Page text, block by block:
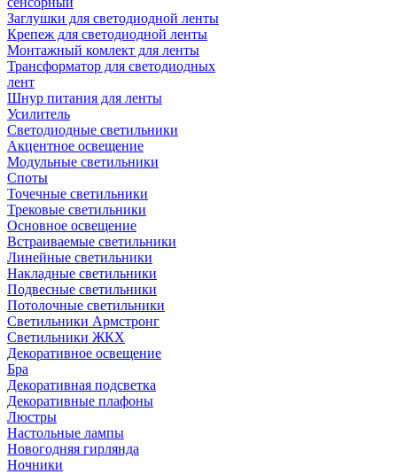
Заглушки для светодиодной ленты
Крепеж для светодиодной ленты
Монтажный комлект для ленты
Трансформатор для светодиодных
лент
Шнур питания для ленты
Усилитель
Светодиодные светильники
Акцентное освещение
Модульные светильники
Споты
Точечные светильники
Трековые светильники
Основное освещение
Встраиваемые светильники
Линейные светильники
Накладные светильники
Подвесные светильники
Потолочные светильники
Светильники Армстронг
Светильники ЖКХ
Декоративное освещение
Бра
Декоративная подсветка
Декоративные плафоны
Люстры
Настольные лампы
Новогодняя гирлянда
Ночники